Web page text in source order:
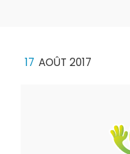
17 AOÛT 2017